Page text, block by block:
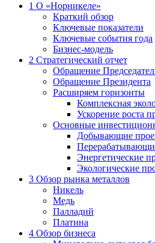
1 О «Норникеле»
Краткий обзор
Ключевые показатели
Ключевые события года
Бизнес-модель
2 Стратегический отчет
Обращение
Обращение Президента
Расширяем горизонты
Комплексная
Ускорение роста
Основные
Добывающие
Энергетические
Экологические
3 Обзор рынка металлов
Никель
Медь
Палладий
Платина
4 Обзор бизнеса